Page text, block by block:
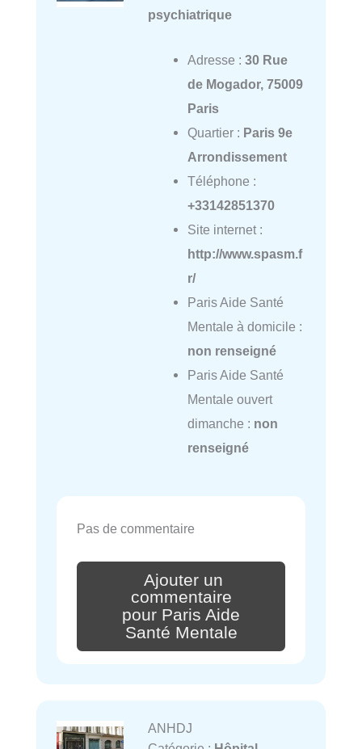
psychiatrique
Adresse : 30 Rue
de Mogador, 75009
Paris
Quartier : Paris 9e
Arrondissement
Téléphone :
+33142851370
Site internet :
http://www.spasm.f
r/
Paris Aide Santé
Mentale à domicile :
non renseigné
Paris Aide Santé
Mentale ouvert
dimanche : non
renseigné
Pas de commentaire
Ajouter un
commentaire
pour Paris Aide
Santé Mentale
ANHDJ